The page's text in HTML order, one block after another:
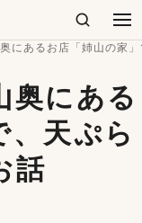
検索 メ
にあるお店「姉山の家
奥にある
、天ぷら
話